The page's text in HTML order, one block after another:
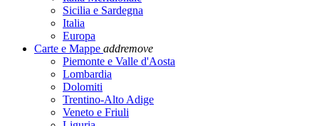
Sicilia e Sardegna
Italia
Europa
Carte e Mappe addremove
Piemonte e Valle d'Aosta
Lombardia
Dolomiti
Trentino-Alto Adige
Veneto e Friuli